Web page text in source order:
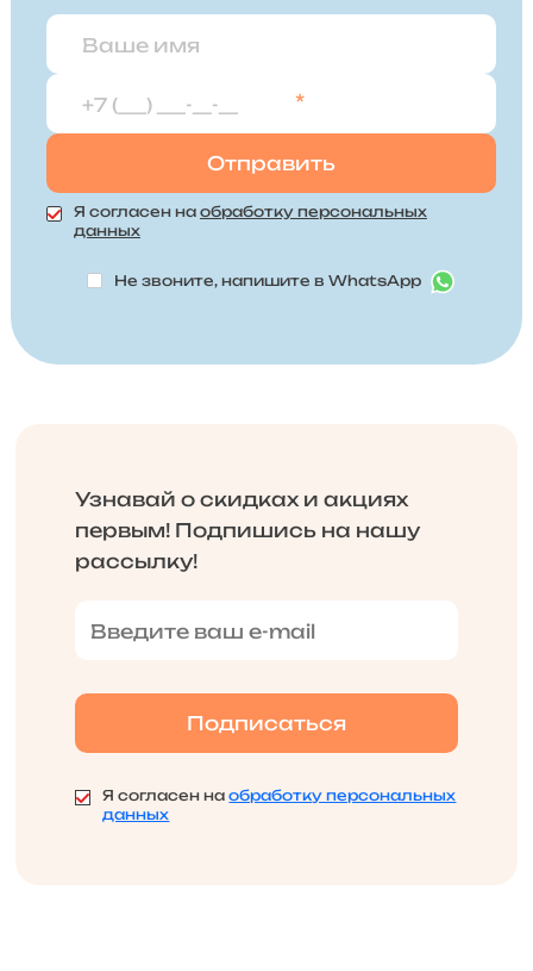
*
Я согласен на обработку персональных
данных
Не звоните, напишите в WhatsApp
Узнавай о скидках и акциях
первым! Подпишись на нашу
рассылку!
Я согласен наобработку персональных
данных